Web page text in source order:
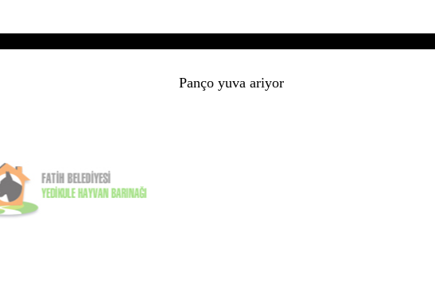
Panço yuva ariyor